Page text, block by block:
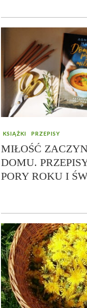
KSIĄŻKI PRZEPISY
MIŁOŚĆ
DOMU.
PORY ROKU I